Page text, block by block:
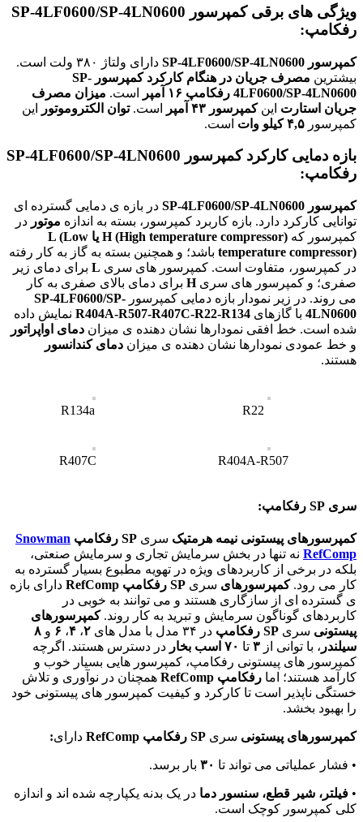
ویژگی های برقی کمپرسور SP-4LF0600/SP-4LN0600
رفکامپ:
کمپرسور SP-4LF0600/SP-4LN0600
دارای ولتاژ ۳۸۰ ولت است.
بیشترین مصرف جریان در هنگام کارکرد
کمپرسور SP-
4LF0600/SP-4LN0600 رفکامپ
۱۶ آمپر است. میزان مصرف
جریان استارت اینکمپرسور ۴۳ آمپر است.توان الکتروموتور
این
کمپرسور ۴,۵ کیلو وات است.
بازه دمایی کارکرد کمپرسور SP-4LF0600/SP-4LN0600
رفکامپ:
کمپرسور SP-4LF0600/SP-4LN0600
در بازه ی دمایی گسترده ای
توانایی کارکرد دارد. بازه کاربرد کمپرسور، بسته به اندازه موتور در
کمپرسور که
H (High temperature compressor) یا L (Low
temperature compressor) باشد؛ و همچنین بسته به گاز به کار رفته
در کمپرسور، متفاوت است. کمپرسور های سری L برای دمای زیر
صفری؛ و کمپرسور های سریH برای دمای بالای صفری به کار
می روند. در زیر نمودار بازه دمایی کمپرسور SP-4LF0600/SP-
4LN0600 با گازهای R404A-R507-R407C-R22-R134 نمایش داده
شده است. خط افقی نمودارها نشان دهنده ی میزان دمای اواپراتور
و خط عمودی نمودارها نشان دهنده ی میزان دمای کندانسور
هستند.
R22
R134a
R404A-R507
R407C
سری SP رفکامپ:
کمپرسورهای پیستونی نیمه هرمتیک سری SP رفکامپ Snowman
RefComp نه تنها در بخش سرمایش تجاری و سرمایش صنعتی،
بلکه در برخی از کاربردهای ویژه در تهویه مطبوع بسیار گسترده به
کار می رود.کمپرسورهای سری SP رفکامپ RefComp دارای بازه
ی گسترده ای از سازگاری هستند و می توانند به خوبی در
کاربردهای گوناگون سرمایش و تبرید به کار روند.کمپرسورهای
پیستونی سری SP رفکامپ در ۳۴ مدل با مدل های ۲، ۴، ۶ و ۸
سیلندر ، با توانی از ۳ تا اسب بخار در دسترس هستند. اگرچه
کمپرسور های پیستونی رفکامپ، کمپرسور هایی بسیار خوب و
کارآمد هستند؛ اما رفکامپ RefComp
همچنان در نوآوری و تلاش
خستگی ناپذیر است تا کارکرد و کیفیت کمپرسور های پیستونی خود
را بهبود بخشد.
کمپرسورهای پیستونی سری SP رفکامپ RefComp دارای:
• فشار عملیاتی می تواند تا ۳۰ بار برسد.
• فیلتر، شیر قطع، سنسور دما در یک بدنه یکپارچه شده اند و اندازه
کلی کمپرسور کوچک است.